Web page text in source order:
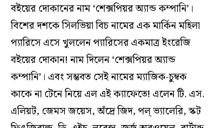
বইয়ের দোকানের নাম ‘শেক্সপিয়র অ‌্যান্ড কম্পানি’।
বিশের দশকে সিলভিয়া বিচ নামের এক মার্কিন মহিলা
প‌্যারিসে এসে খুললেন প‌্যারিসের একমাত্র ইংরেজি
বইয়ের দোকান! নাম দিলেন ‘শেক্সপিয়র অ‌্যান্ড
কম্পানি’। এবং সম্ভবত সেই নামের ম‌্যাজিক-চুম্বক
কাকে না টেনে নিয়ে এল এই ক‌্যাফেতে! এলেন টি. এস.
এলিয়ট, জেমস জয়েস, অঁদ্রে জিদ, পল্‌ ভ‌্যালেরি, স্কট